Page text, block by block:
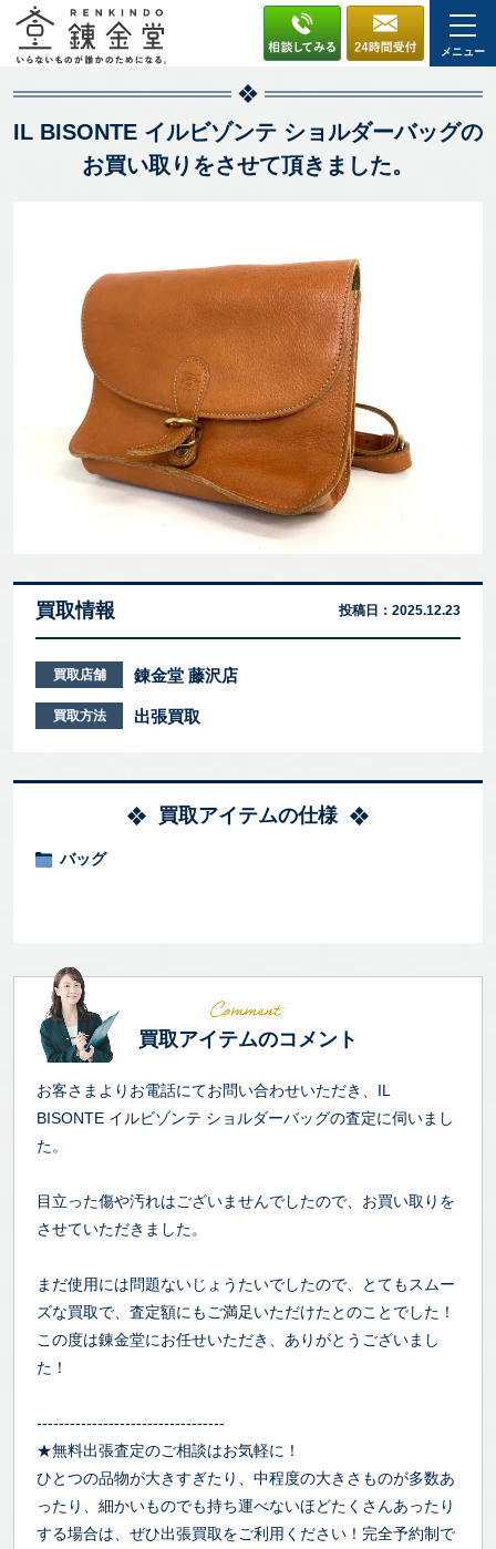
メニュー
IL BISONTE イルビゾンテ ショルダーバッグの
お買い取りをさせて頂きました。
買取情報 投稿日： 2025.12.23
買取店舗 錬金堂 藤沢店
買取方法 出張買取
買取アイテムの仕様
バッグ
買取アイテムのコメント
お客さまよりお電話にてお問い合わせいただき、IL
BISONTE イルビゾンテ ショルダーバッグの査定に伺いまし
た。
目立った傷や汚れはございませんでしたので、お買い取りを
させていただきました。
まだ使用には問題ないじょうたいでしたので、とてもスムー
ズな買取で、査定額にもご満足いただけたとのことでした！
この度は錬金堂にお任せいただき、ありがとうございまし
た！
----------------------------------
★無料出張査定のご相談はお気軽に！
ひとつの品物が大きすぎたり、中程度の大きさものが多数あ
ったり、細かいものでも持ち運べないほどたくさんあったり
する場合は、ぜひ出張買取をご利用ください！完全予約制で